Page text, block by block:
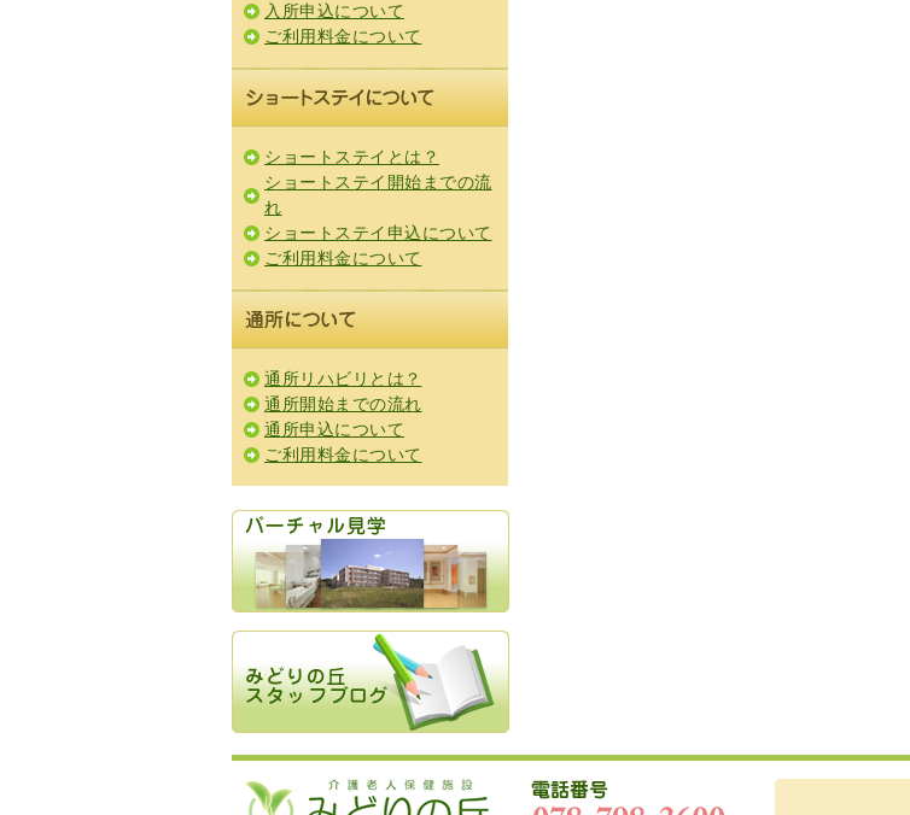
入所申込について
ご利用料金について
ショートステイとは？
ショートステイ開始までの流
れ
ショートステイ申込について
ご利用料金について
通所リハビリとは？
通所開始までの流れ
通所申込について
ご利用料金について